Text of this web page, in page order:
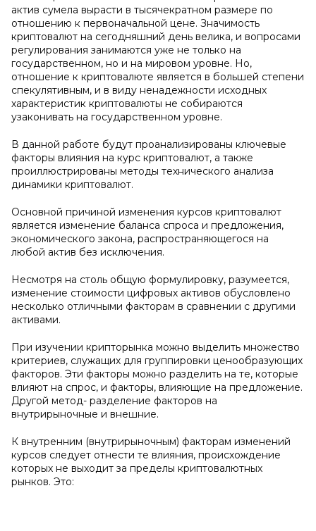
актив сумела вырасти в тысячекратном размере по
отношению к первоначальной цене. Значимость
криптовалют на сегодняшний день велика, и вопросами
регулирования занимаются уже не только на
государственном, но и на мировом уровне. Но,
отношение к криптовалюте является в большей степени
спекулятивным, и в виду ненадежности исходных
характеристик криптовалюты не собираются
узаконивать на государственном уровне.
В данной работе будут проанализированы ключевые
факторы влияния на курс криптовалют, а также
проиллюстрированы методы технического анализа
динамики криптовалют.
Основной причиной изменения курсов криптовалют
является изменение баланса спроса и предложения,
экономического закона, распространяющегося на
любой актив без исключения.
Несмотря на столь общую формулировку, разумеется,
изменение стоимости цифровых активов обусловлено
несколько отличными факторам в сравнении с другими
активами.
При изучении крипторынка можно выделить множество
критериев, служащих для группировки ценообразующих
факторов. Эти факторы можно разделить на те, которые
влияют на спрос, и факторы, влияющие на предложение.
Другой метод- разделение факторов на
внутрирыночные и внешние.
К внутренним (внутрирыночным) факторам изменений
курсов следует отнести те влияния, происхождение
которых не выходит за пределы криптовалютных
рынков. Это: